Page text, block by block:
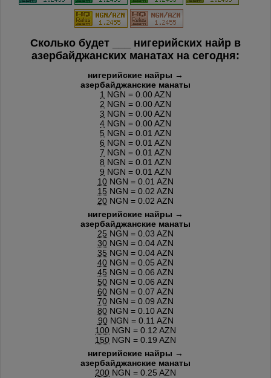
Сколько будет
нигерийских найр в
азербайджанских манатах на сегодня:
нигерийские найры →
азербайджанские манаты
1 NGN = 0.00 AZN
2 NGN = 0.00 AZN
3 NGN = 0.00 AZN
4 NGN = 0.00 AZN
5 NGN = 0.01 AZN
6 NGN = 0.01 AZN
7 NGN = 0.01 AZN
8 NGN = 0.01 AZN
9 NGN = 0.01 AZN
10 NGN = 0.01 AZN
15 NGN = 0.02 AZN
20 NGN = 0.02 AZN
нигерийские найры →
азербайджанские манаты
25 NGN = 0.03 AZN
30 NGN = 0.04 AZN
35 NGN = 0.04 AZN
40 NGN = 0.05 AZN
45 NGN = 0.06 AZN
50 NGN = 0.06 AZN
60 NGN = 0.07 AZN
70 NGN = 0.09 AZN
80 NGN = 0.10 AZN
90NGN = 0.11 AZN
100 NGN = 0.12 AZN
150 NGN = 0.19 AZN
нигерийские найры →
азербайджанские манаты
200 NGN = 0.25 AZN